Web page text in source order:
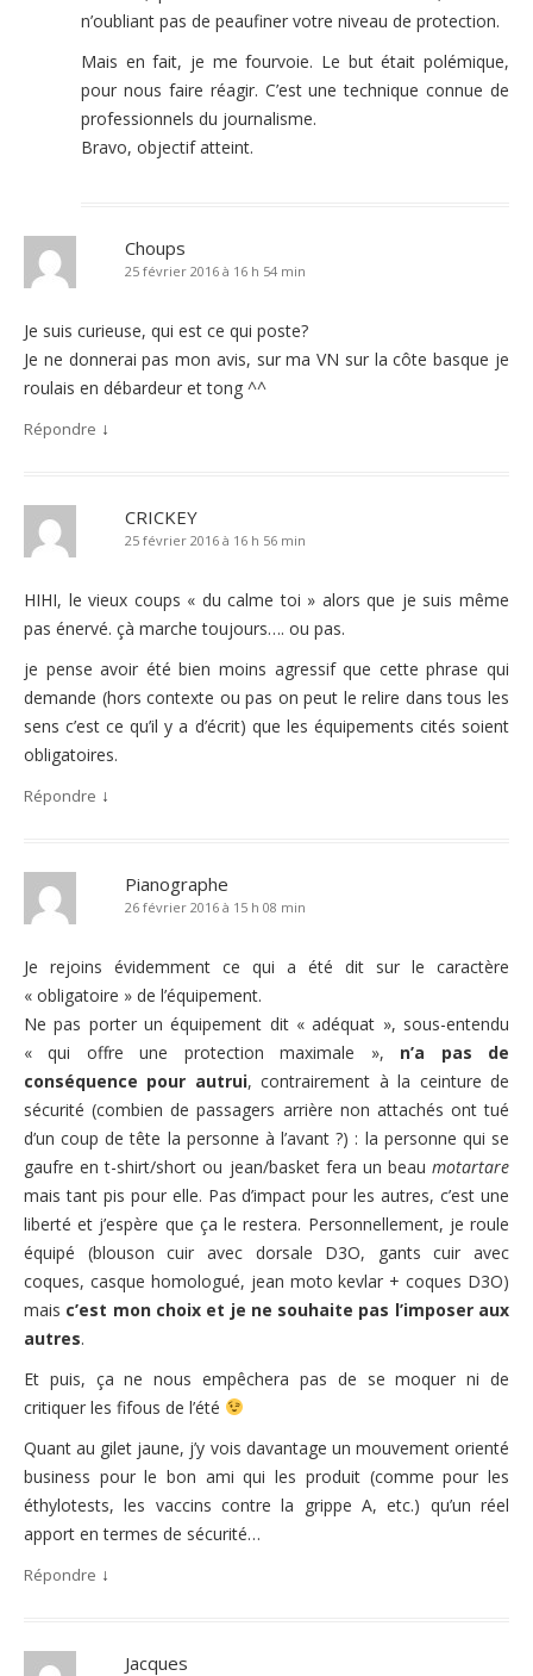
n’oubliant pas de peaufiner votre niveau de protection.
Mais en fait, je me fourvoie. Le but était polémique,
pour nous faire réagir. C’est une technique connue de
professionnels du journalisme.
Bravo, objectif atteint.
Choups
25 février 2016 à 16 h 54 min
Je suis curieuse, qui est ce qui poste?
Je ne donnerai pas mon avis, sur ma VN sur la côte basque je
roulais en débardeur et tong ^^
Répondre ↓
CRICKEY
25 février 2016 à 16 h 56 min
HIHI, le vieux coups « du calme toi » alors que je suis même
pas énervé. çà marche toujours…. ou pas.
je pense avoir été bien moins agressif que cette phrase qui
demande (hors contexte ou pas on peut le relire dans tous les
sens c’est ce qu’il y a d’écrit) que les équipements cités soient
obligatoires.
Répondre ↓
Pianographe
26 février 2016 à 15 h 08 min
Je rejoins évidemment ce qui a été dit sur le caractère
« obligatoire » de l’équipement.
Ne pas porter un équipement dit « adéquat », sous-entendu
« qui offre une protection maximale », n’a pas de
conséquence pour autrui, contrairement à la ceinture de
sécurité (combien de passagers arrière non attachés ont tué
d’un coup de tête la personne à l’avant ?) : la personne qui se
gaufre en t-shirt/short ou jean/basket fera un beau motartare
mais tant pis pour elle. Pas d’impact pour les autres, c’est une
liberté et j’espère que ça le restera. Personnellement, je roule
équipé (blouson cuir avec dorsale D3O, gants cuir avec
coques, casque homologué, jean moto kevlar + coques D3O)
mais c’est mon choix et je ne souhaite pas l’imposer aux
autres.
Et puis, ça ne nous empêchera pas de se moquer ni de
critiquer les fifous de l’été
Quant au gilet jaune, j’y vois davantage un mouvement orienté
business pour le bon ami qui les produit (comme pour les
éthylotests, les vaccins contre la grippe A, etc.) qu’un réel
apport en termes de sécurité…
Répondre ↓
Jacques